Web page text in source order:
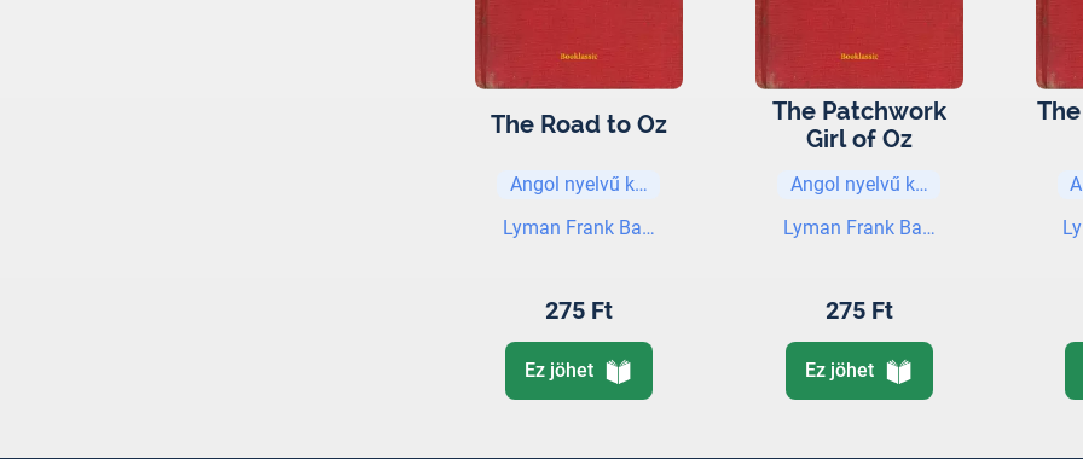
The Road to Oz
Angol nyelvű könyvek
Lyman Frank Baum
275 Ft
Ez jöhet
The Patchwork
Girl of Oz
Angol nyelvű könyvek
Lyman Frank Baum
275 Ft
Ez jöhet